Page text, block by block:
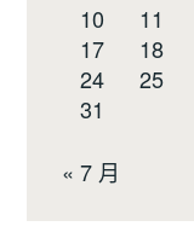
10
11
17
18
24
25
31
« 7 月